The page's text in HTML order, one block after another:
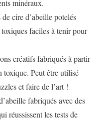
minéraux.
cire d’abeille potelés
faciles à tenir pour
créatifs fabriqués à partir
toxique. Peut être utilisé
et faire de l’art !
fabriqués avec des
réussissent les tests de